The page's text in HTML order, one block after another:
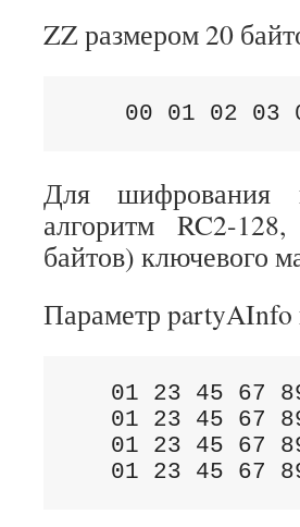
ZZ размером 20
00 01 02 03
Для шифрования
алгоритм RC2-
байтов) ключевого
Параметр partyAInfo
01 23 45 67
01 23 45 67
01 23 45 67
01 23 45 67